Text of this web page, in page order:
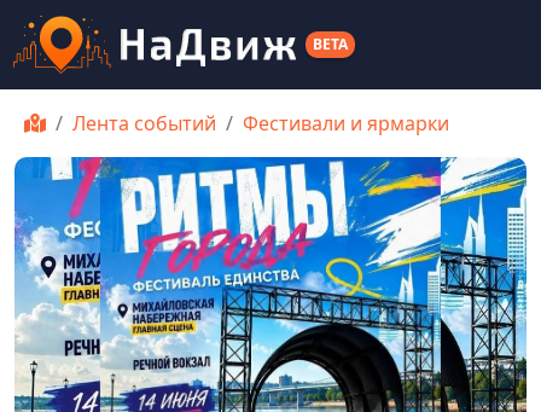
BETA
Лента событий Фестивали и ярмарки